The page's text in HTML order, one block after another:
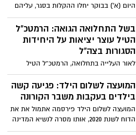
היום (א') בבוקר יחלו ההקלות בסגר, עליהם
החליטה הלילה הממשלה אחרי דיון דרמטי.
החינוך ימשיך להיות לפי שעה בזום
בשל התחלואה הגואה: הרמטכ"ל
הטיל עוצר יציאות על היחידות
הסגורות בצה"ל
לאור העלייה בתחלואה, הרמטכ"ל הטיל
הבוקר (שלישי) עוצר יציאות על יחידות צה"ל
הסגורות. ביחידות פתוחות הפעילות תתקיים
במשמרות ובקפסולות, ביחידות שמוגדרות
הפעילות תימשך כבשגרה
המועצה לשלום הילד: פגיעה קשה
בילדים בעקבות משבר הקורונה
המועצה לשלום הילד פירסמה אתמול את את
הדוח לשנת 2020, אותו מסרה לנשיא המדינה
רובי ריבלין. הדוח, לאחר כמעט שנה במשבר